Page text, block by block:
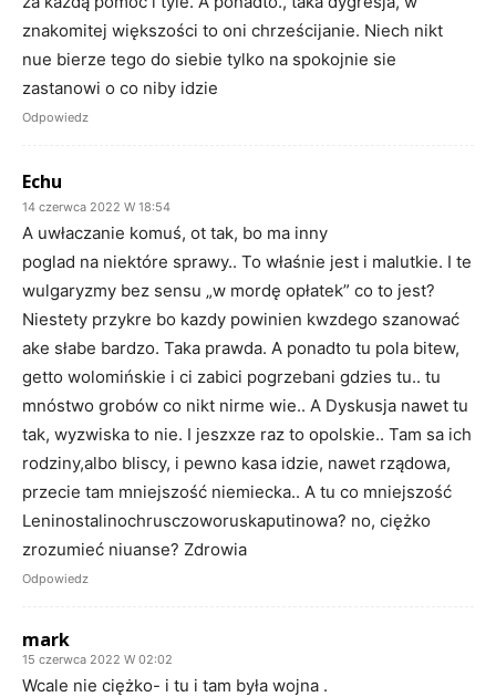
znakomitej większości to oni chrześcijanie. Niech nikt
nue bierze tego do siebie tylko na spokojnie sie
zastanowi o co niby idzie
Odpowiedz
Echu
14 czerwca 2022 W 18:54
A uwłaczanie komuś, ot tak, bo ma inny
poglad na niektóre sprawy.. To właśnie jest i malutkie. I te
wulgaryzmy bez sensu „w mordę opłatek” co to jest?
Niestety przykre bo kazdy powinien kwzdego szanować
ake słabe bardzo. Taka prawda. A ponadto tu pola bitew,
getto wolomińskie i ci zabici pogrzebani gdzies tu.. tu
mnóstwo grobów co nikt nirme wie.. A Dyskusja nawet tu
tak, wyzwiska to nie. I jeszxze raz to opolskie.. Tam sa ich
rodziny,albo bliscy, i pewno kasa idzie, nawet rządowa,
przecie tam mniejszość niemiecka.. A tu co mniejszość
Leninostalinochrusczoworuskaputinowa? no, ciężko
zrozumieć niuanse? Zdrowia
Odpowiedz
mark
15 czerwca 2022 W 02:02
Wcale nie ciężko- i tu i tam była wojna .